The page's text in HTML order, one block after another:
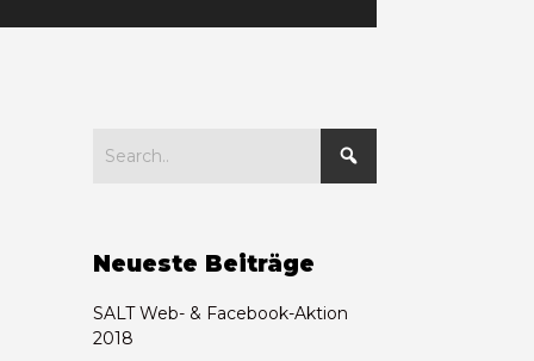
Neueste Beiträge
SALT Web- & Facebook-Aktion
2018